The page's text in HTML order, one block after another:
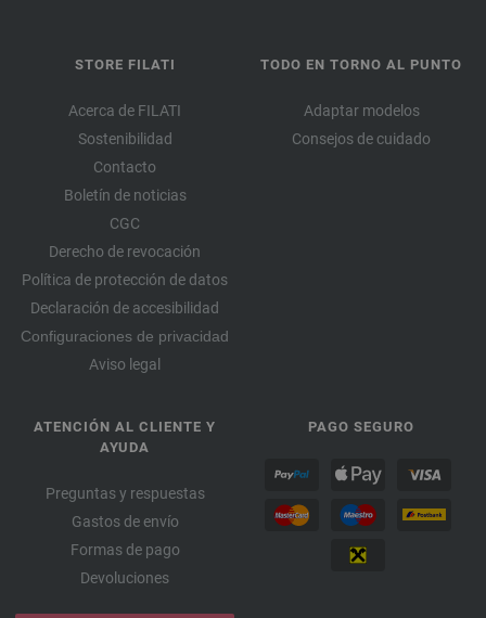
STORE FILATI
Acerca de FILATI
Sostenibilidad
Contacto
Boletín de noticias
CGC
Derecho de revocación
Política de protección de datos
Declaración de accesibilidad
Configuraciones de privacidad
Aviso legal
TODO EN TORNO AL PUNTO
Adaptar modelos
Consejos de cuidado
ATENCIÓN AL CLIENTE Y
AYUDA
Preguntas y respuestas
Gastos de envío
Formas de pago
Devoluciones
PAGO SEGURO